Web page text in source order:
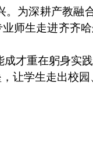
为深耕产教融
师生走进齐齐哈
才重在躬身实
让学生走出校